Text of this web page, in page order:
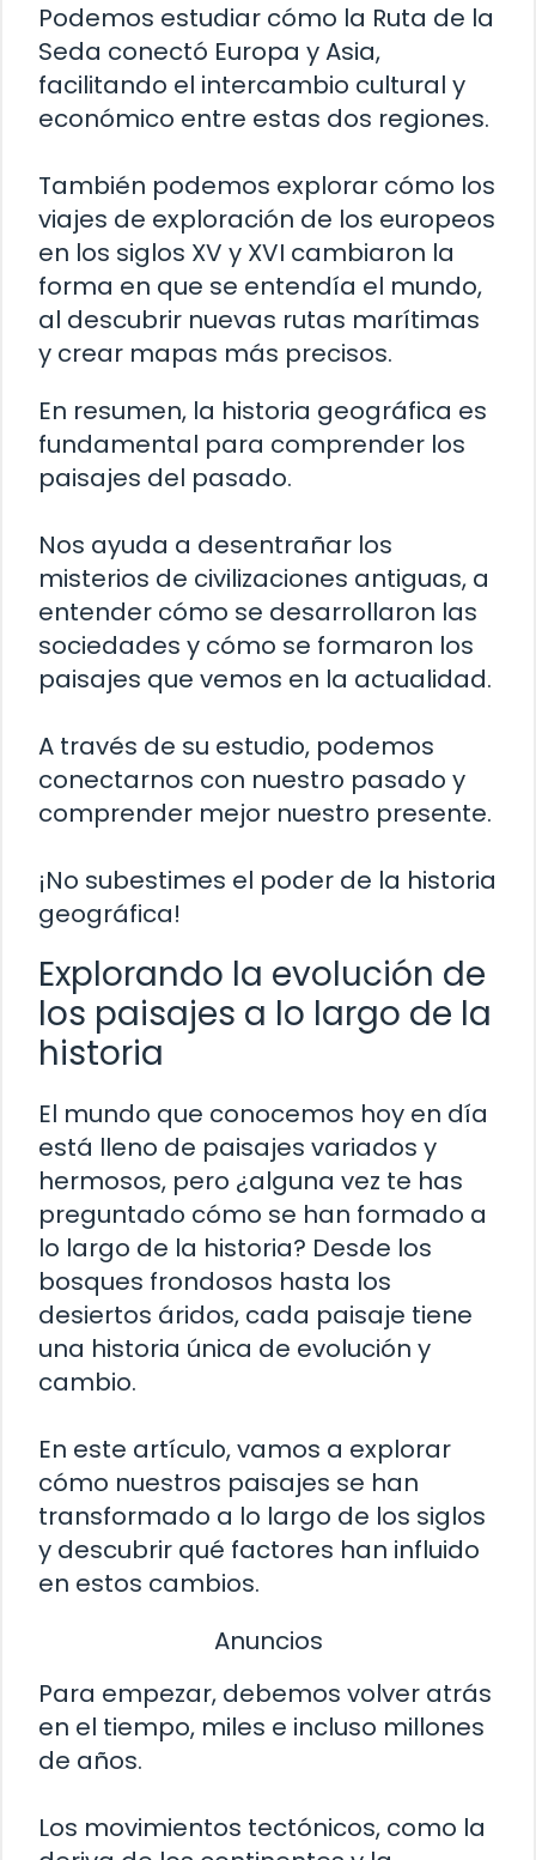
Podemos estudiar cómo la Ruta de la
Seda conectó Europa y Asia,
facilitando el intercambio cultural y
económico entre estas dos regiones.
También podemos explorar cómo los
viajes de exploración de los europeos
en los siglos XV y XVI cambiaron la
forma en que se entendía el mundo,
al descubrir nuevas rutas marítimas
y crear mapas más precisos.
En resumen, la historia geográfica es
fundamental para comprender los
paisajes del pasado.
Nos ayuda a desentrañar los
misterios de civilizaciones antiguas, a
entender cómo se desarrollaron las
sociedades y cómo se formaron los
paisajes que vemos en la actualidad.
A través de su estudio, podemos
conectarnos con nuestro pasado y
comprender mejor nuestro presente.
¡No subestimes el poder de la historia
geográfica!
Explorando la evolución de
los paisajes a lo largo de la
historia
El mundo que conocemos hoy en día
está lleno de paisajes variados y
hermosos, pero ¿alguna vez te has
preguntado cómo se han formado a
lo largo de la historia? Desde los
bosques frondosos hasta los
desiertos áridos, cada paisaje tiene
una historia única de evolución y
cambio.
En este artículo, vamos a explorar
cómo nuestros paisajes se han
transformado a lo largo de los siglos
y descubrir qué factores han influido
en estos cambios.
Anuncios
Para empezar, debemos volver atrás
en el tiempo, miles e incluso millones
de años.
Los movimientos tectónicos, como la